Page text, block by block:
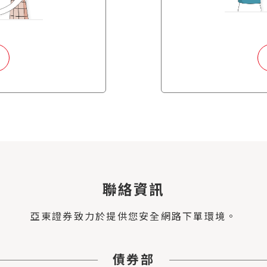
聯絡資訊
亞東證券致力於提供您安全網路下單環境。
債券部